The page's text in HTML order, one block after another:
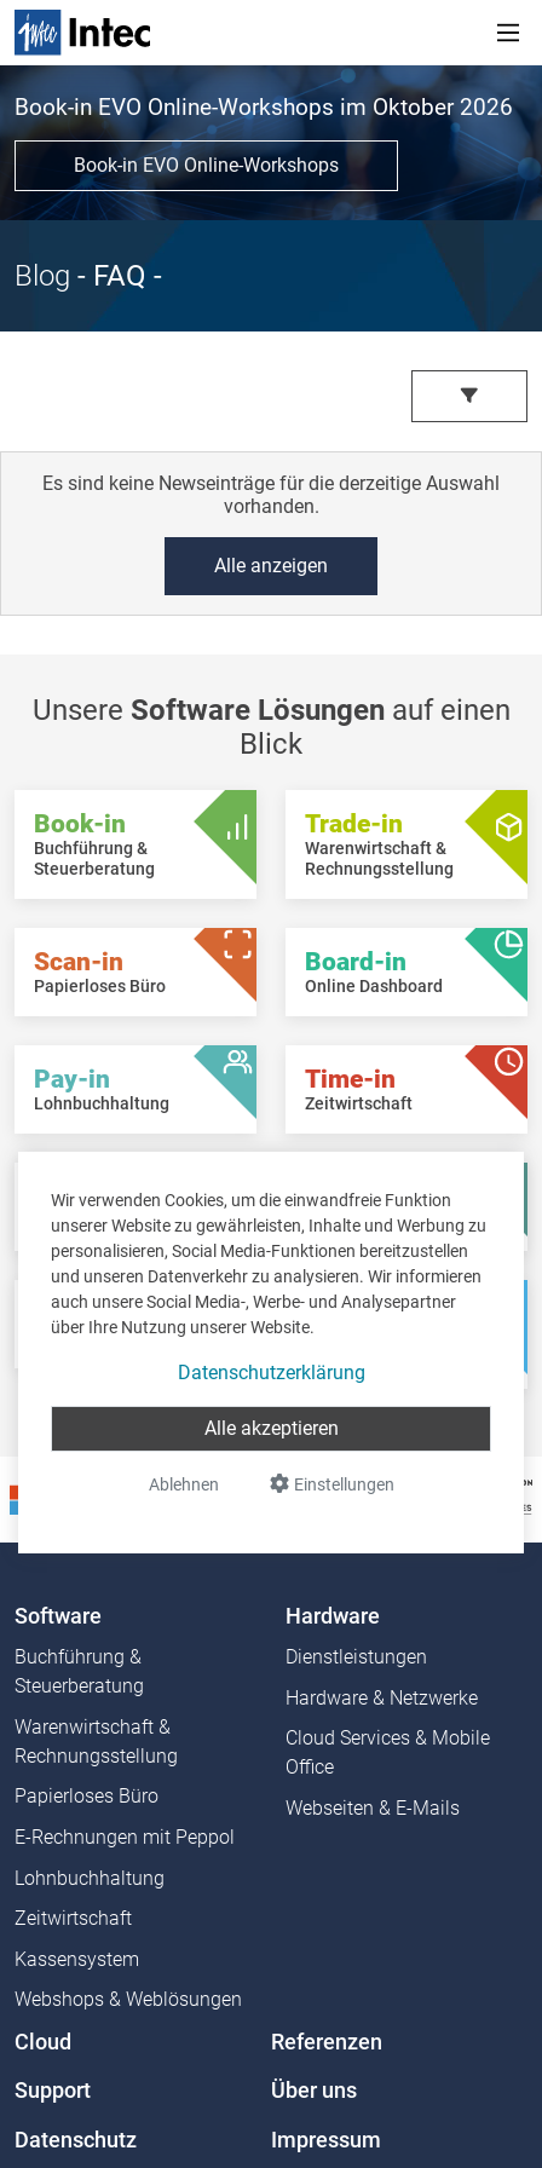
Wir verwenden Cookies, um die einwandfreie Funktion
unserer Website zu gewährleisten, Inhalte und Werbung zu
personalisieren, Social Media-Funktionen bereitzustellen
und unseren Datenverkehr zu analysieren. Wir informieren
auch unsere Social Media-, Werbe- und Analysepartner
über Ihre Nutzung unserer Website.
Datenschutzerklärung
Einstellungen
Ablehnen
Alle akzeptieren
Book-in EVO Online-Workshops im Oktober 2026
Book-in EVO Online-Workshops
Blog - FAQ -
Es sind keine Newseinträge für die derzeitige Auswahl
vorhanden.
Alle anzeigen
Unsere Software Lösungenauf einen
Blick
Book-in
Buchführung &
Steuerberatung
Trade-in
Warenwirtschaft &
Rechnungsstellung
Scan-in
Papierloses Büro
Board-in
Online Dashboard
Pay-in
Lohnbuchhaltung
Time-in
Zeitwirtschaft
Fisc-in
Steuererklärungen
Account-in
Jahresabschlüsse
Pos-in
Kassensystem
Net-in
Webshops &
Software
Buchführung &
Steuerberatung
Warenwirtschaft &
Rechnungsstellung
Papierloses Büro
E-Rechnungen mit Peppol
Lohnbuchhaltung
Zeitwirtschaft
Kassensystem
Webshops & Weblösungen
Hardware
Dienstleistungen
Hardware & Netzwerke
Cloud Services & Mobile
Office
Webseiten & E-Mails
Cloud Referenzen
Support Über uns
Datenschutz Impressum